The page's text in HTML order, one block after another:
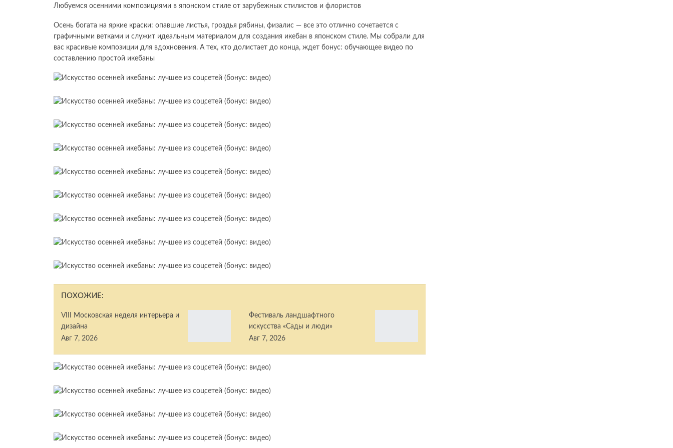
Любуемся осенними композициями в японском стиле от зарубежных стилистов и флористов
Осень богата на яркие краски: опавшие листья, гроздья рябины, физалис — все это отлично сочетается с
графичными ветками и служит идеальным материалом для создания икебан в японском стиле. Мы собрали для
вас красивые композиции для вдохновения. А тех, кто долистает до конца, ждет бонус: обучающее видео по
составлению простой икебаны
ПОХОЖИЕ:
VIII Московская неделя интерьера и
дизайна
Авг 7, 2026
Фестиваль ландшафтного
искусства «Сады и люди»
Авг 7, 2026